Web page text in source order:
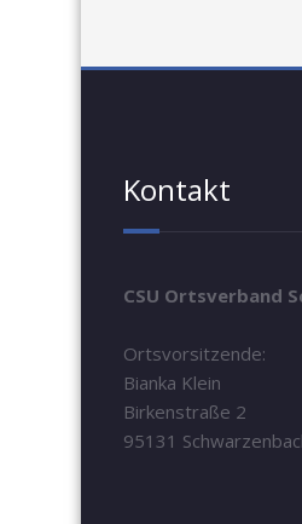
Kontakt
CSU Ortsverband
Ortsvorsitzende:
Bianka Klein
Birkenstraße 2
95131